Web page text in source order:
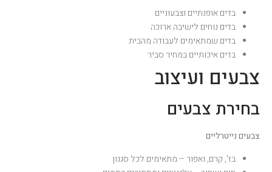
בדים אופנתיים וצבעוניים
בדים נוחים לישיבה ארוכה
בדים שמתאימים לעבודה מהבית
בדים איכותיים במחיר סביר
צבעים ועיצוב
בחירת צבעים
צבעים נייטרליים
בז', קרם, ואפור – מתאימים לכל סגנון